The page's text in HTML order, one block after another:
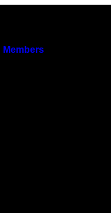
Members